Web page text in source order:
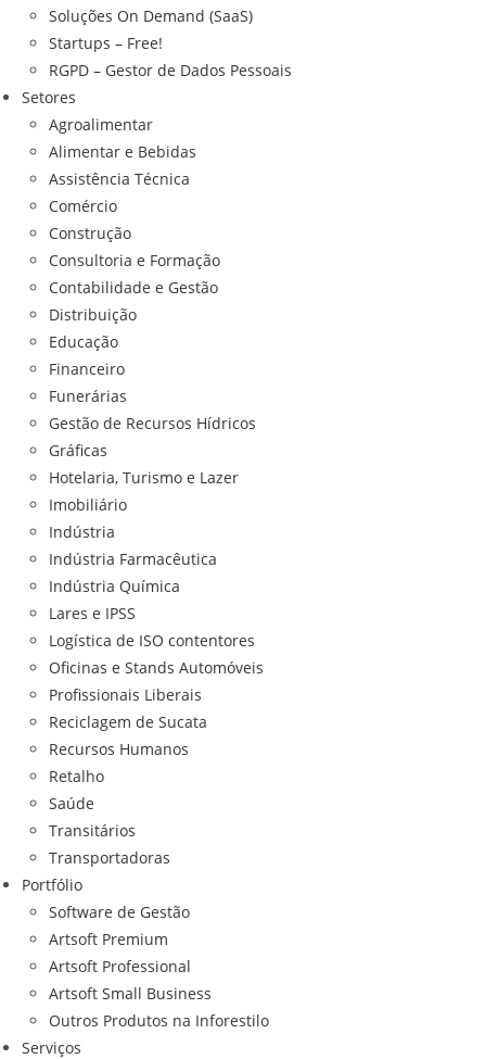
Soluções On Demand (SaaS)
Startups – Free!
RGPD – Gestor de Dados Pessoais
Setores
Agroalimentar
Alimentar e Bebidas
Assistência Técnica
Comércio
Construção
Consultoria e Formação
Contabilidade e Gestão
Distribuição
Educação
Financeiro
Funerárias
Gestão de Recursos Hídricos
Gráficas
Hotelaria, Turismo e Lazer
Imobiliário
Indústria
Indústria Farmacêutica
Indústria Química
Lares e IPSS
Logística de ISO contentores
Oficinas e Stands Automóveis
Profissionais Liberais
Reciclagem de Sucata
Recursos Humanos
Retalho
Saúde
Transitários
Transportadoras
Portfólio
Software de Gestão
Artsoft Premium
Artsoft Professional
Artsoft Small Business
Outros Produtos na Inforestilo
Serviços